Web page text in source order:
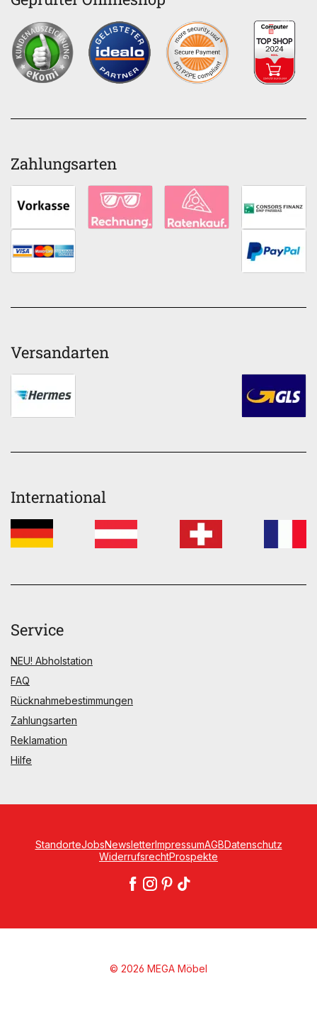
Zahlungsarten
Versandarten
International
Service
NEU! Abholstation
FAQ
Rücknahmebestimmungen
Zahlungsarten
Reklamation
Hilfe
StandorteJobsNewsletterImpressumAGBDatenschutz
WiderrufsrechtProspekte
© 2026 MEGA Möbel